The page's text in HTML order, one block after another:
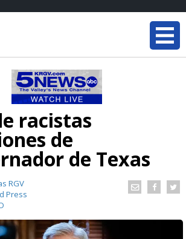
racistas
de
de Texas
RGV
Press